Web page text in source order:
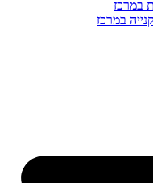
במרכז
במרכז